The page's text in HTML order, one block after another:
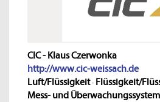
CIC - Klaus Czerwonka
http://www.cic-weissach.de
Luft/Flüssigkeit· Flüssigkeit/
Mess- und